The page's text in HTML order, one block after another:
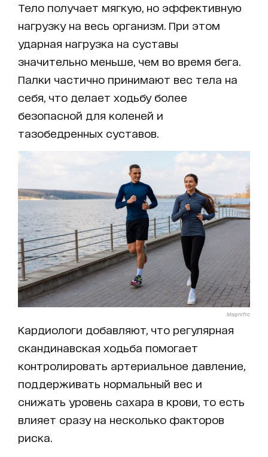
Тело получает мягкую, но эффективную
нагрузку на весь организм. При этом
ударная нагрузка на суставы
значительно меньше, чем во время бега.
Палки частично принимают вес тела на
себя, что делает ходьбу более
безопасной для коленей и
тазобедренных суставов.
Magnific
Кардиологи добавляют, что регулярная
скандинавская ходьба помогает
контролировать артериальное давление,
поддерживать нормальный вес и
снижать уровень сахара в крови, то есть
влияет сразу на несколько факторов
риска.